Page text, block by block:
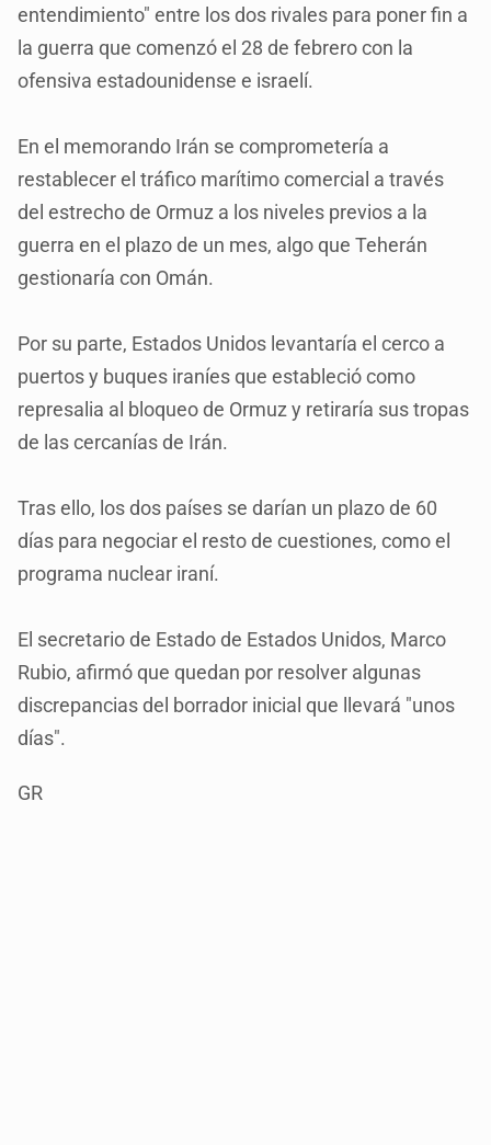
entendimiento" entre los dos rivales para poner fin a
la guerra que comenzó el 28 de febrero con la
ofensiva estadounidense e israelí.
En el memorando Irán se comprometería a
restablecer el tráfico marítimo comercial a través
del estrecho de Ormuz a los niveles previos a la
guerra en el plazo de un mes, algo que Teherán
gestionaría con Omán.
Por su parte, Estados Unidos levantaría el cerco a
puertos y buques iraníes que estableció como
represalia al bloqueo de Ormuz y retiraría sus tropas
de las cercanías de Irán.
Tras ello, los dos países se darían un plazo de 60
días para negociar el resto de cuestiones, como el
programa nuclear iraní.
El secretario de Estado de Estados Unidos, Marco
Rubio, afirmó que quedan por resolver algunas
discrepancias del borrador inicial que llevará "unos
días".
GR